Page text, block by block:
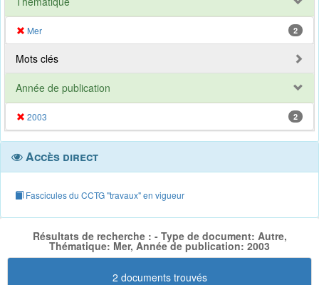
Mer 2
Mots clés
Année de publication
2003 2
Accès direct
Fascicules du CCTG "travaux" en vigueur
Résultats de recherche : - Type de document: Autre,
Thématique: Mer, Année de publication: 2003
2 documents trouvés